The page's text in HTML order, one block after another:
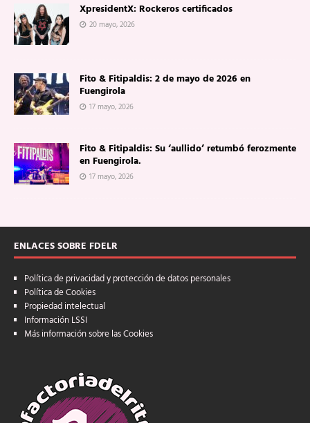
XpresidentX: Rockeros certificados
20 mayo, 2026
Fito & Fitipaldis: 2 de mayo de 2026 en
Fuengirola
17 mayo, 2026
Fito & Fitipaldis: Su ‘aullido’ retumbó ferozmente
en Fuengirola.
17 mayo, 2026
ENLACES SOBRE FDELR
Política de privacidad y protección de datos personales
Política de Cookies
Propiedad intelectual
Información LSSI
Más información sobre las Cookies